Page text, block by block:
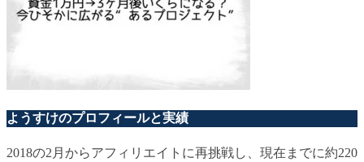
ようすけのプロフィールと実績
2018の2月からアフィリエイトに再挑戦し、現在までに約220